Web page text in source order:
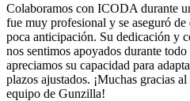
Colaboramos con ICODA durante
fue muy profesional y se aseguró
poca anticipación. Su dedicación y
nos sentimos apoyados durante
apreciamos su capacidad para
plazos ajustados. ¡Muchas gracias
equipo de Gunzilla!